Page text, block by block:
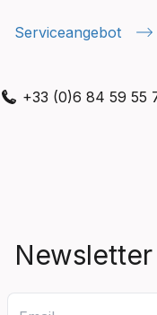
Serviceangebot
+33 (0)6 84 59 55